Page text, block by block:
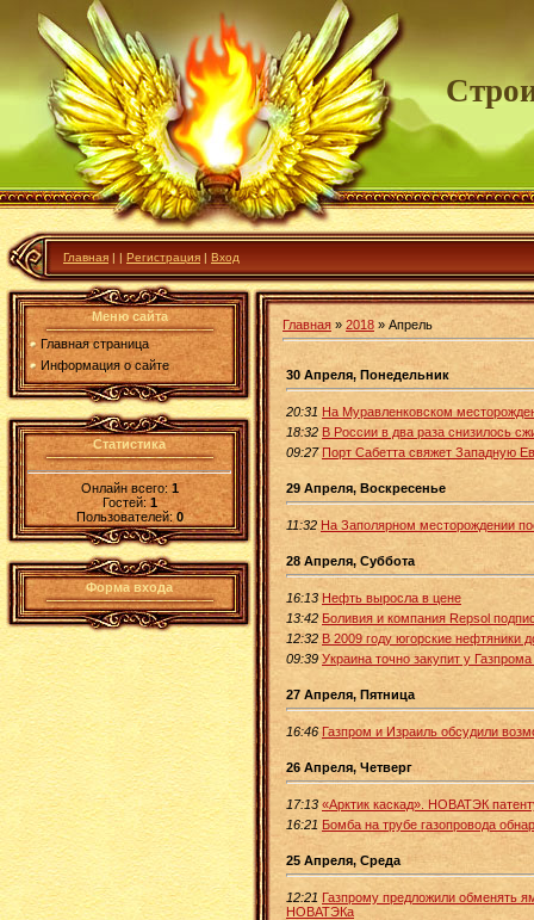
Главная | | Регистрация | Вход
Меню сайта
Главная страница
Информация о сайте
Статистика
Онлайн всего:1
Гостей:1
Пользователей: 0
Форма входа
Главная » 2018 » Апрель
30 Апреля, Понедельник
20:31 На Муравленковском
18:32 В России в два раза снизилось
09:27 Порт Сабетта свяжет Западную
29 Апреля, Воскресенье
11:32 На Заполярном месторождении
28 Апреля, Суббота
16:13 Нефть выросла в цене
13:42 Боливия и компания Repsol
12:32 В 2009 году югорские нефтяники
09:39 Украина точно закупит у
27 Апреля, Пятница
16:46 Газпром и Израиль обсудили
26 Апреля, Четверг
17:13 «Арктик каскад». НОВАТЭК
16:21 Бомба на трубе газопровода
25 Апреля, Среда
12:21 Газпрому предложили обменять
НОВАТЭКа